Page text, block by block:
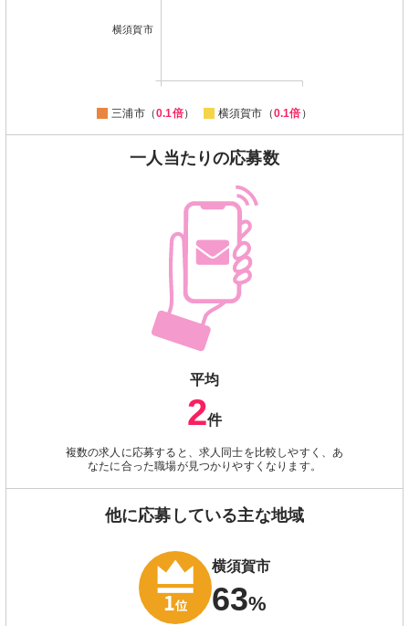
横須賀市
三浦市（0.1倍） 横須賀市（0.1倍 ）
一人当たりの応募数
平均
2件
複数の求人に応募すると、求人同士を比較しやすく、あ
なたに合った職場が見つかりやすくなります。
他に応募している主な地域
横須賀市
63%